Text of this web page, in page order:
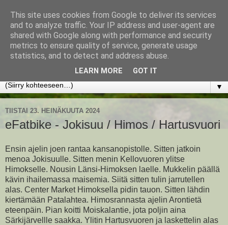
www.jyrkikokko.fi
Uusi Suunta - Jokainen hetki tarjoaa tilaisuuden muuttaa
▼
TIISTAI 23. HEINÄKUUTA 2024
eFatbike - Jokisuu / Himos / Hartusvuori
Ensin ajelin joen rantaa kansanopistolle. Sitten jatkoin
menoa Jokisuulle. Sitten menin Kellovuoren ylitse
Himokselle. Nousin Länsi-Himoksen laelle. Mukkelin päällä
kävin ihailemassa maisemia. Siitä sitten tulin jarrutellen
alas. Center Market Himoksella pidin tauon. Sitten lähdin
kiertämään Patalahtea. Himosrannasta ajelin Arontietä
eteenpäin. Pian koitti Moiskalantie, jota poljin aina
Särkijärvellle saakka. Ylitin Hartusvuoren ja laskettelin alas
This site uses cookies from Google to deliver its services
and to analyze traffic. Your IP address and user-agent are
shared with Google along with performance and security
metrics to ensure quality of service, generate usage
statistics, and to detect and address abuse.
LEARN MORE GOT IT